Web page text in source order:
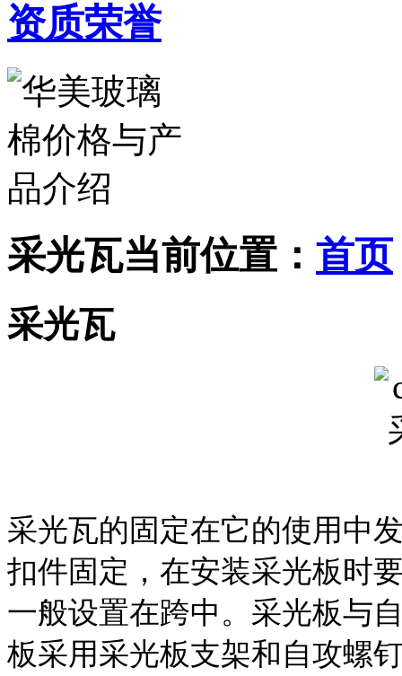
资质荣誉
采光瓦当前位置： 首页
采光瓦
采光瓦的固定在它的使用中
扣件固定，在安装采光板时
一般设置在跨中。采光板与
板采用采光板支架和自攻螺